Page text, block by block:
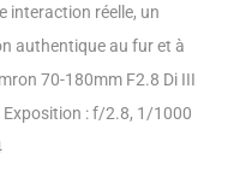
interaction réelle, un
authentique au fur et à
70-180mm F2.8 Di III
Exposition : f/2.8, 1/1000